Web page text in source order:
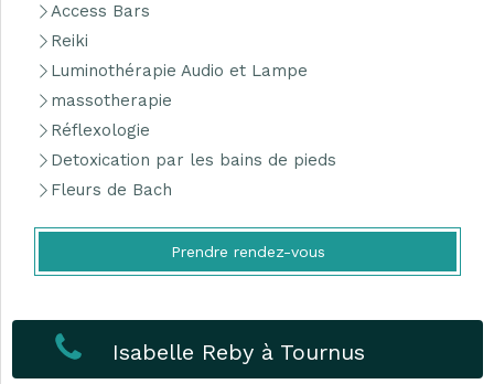
Access Bars
Reiki
Luminothérapie Audio et Lampe
massotherapie
Réflexologie
Detoxication par les bains de pieds
Fleurs de Bach
Prendre rendez-vous
Isabelle Reby à Tournus